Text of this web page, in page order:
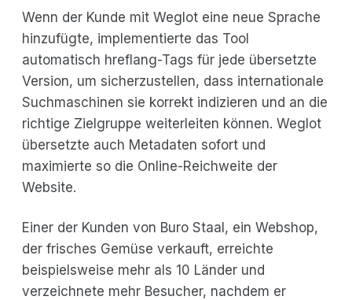
Wenn der Kunde mit Weglot eine neue Sprache
hinzufügte, implementierte das Tool
automatisch hreflang-Tags für jede übersetzte
Version, um sicherzustellen, dass internationale
Suchmaschinen sie korrekt indizieren und an die
richtige Zielgruppe weiterleiten können. Weglot
übersetzte auch Metadaten sofort und
maximierte so die Online-Reichweite der
Website.
Einer der Kunden von Buro Staal, ein Webshop,
der frisches Gemüse verkauft, erreichte
beispielsweise mehr als 10 Länder und
verzeichnete mehr Besucher, nachdem er